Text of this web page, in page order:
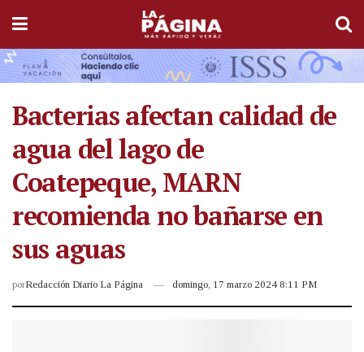
Bacterias afectan calidad de
agua del lago de
Coatepeque, MARN
recomienda no bañarse en
sus aguas
porRedacción Diario La Página domingo, 17 marzo 2024 8:11 PM